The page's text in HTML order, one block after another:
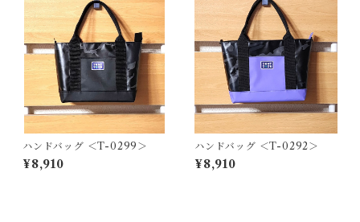
ハンドバッグ ＜T-0299＞
¥8,910
ハンドバッグ ＜T-0292＞
¥8,910